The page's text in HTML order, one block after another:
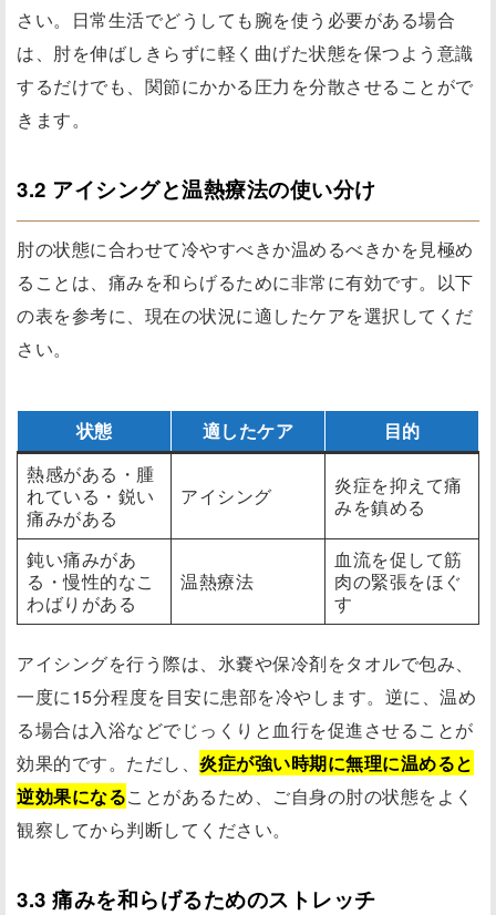
さい。日常生活でどうしても腕を使う必要がある場合
は、肘を伸ばしきらずに軽く曲げた状態を保つよう意識
するだけでも、関節にかかる圧力を分散させることがで
きます。
3.2 アイシングと温熱療法の使い分け
肘の状態に合わせて冷やすべきか温めるべきかを見極め
ることは、痛みを和らげるために非常に有効です。以下
の表を参考に、現在の状況に適したケアを選択してくだ
さい。
状態 適したケア
目的
熱感がある・腫
れている・鋭い
痛みがある
アイシング
炎症を抑えて痛
みを鎮める
鈍い痛みがあ
る・慢性的なこ
わばりがある
温熱療法
血流を促して筋
肉の緊張をほぐ
す
アイシングを行う際は、氷嚢や保冷剤をタオルで包み、
一度に15分程度を目安に患部を冷やします。逆に、温め
る場合は入浴などでじっくりと血行を促進させることが
効果的です。ただし、 炎症が強い時期に無理に温めると
逆効果になることがあるため、ご自身の肘の状態をよく
観察してから判断してください。
3.3 痛みを和らげるためのストレッチ